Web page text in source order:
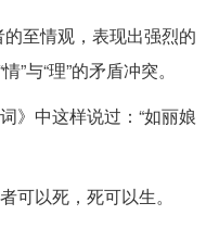
至情观，表现出强烈的
与“理”的矛盾冲突。
》中这样说过：“如丽娘
可以死，死可以生。